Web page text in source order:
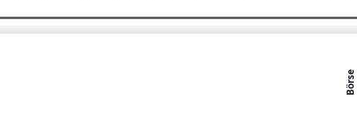
Börse